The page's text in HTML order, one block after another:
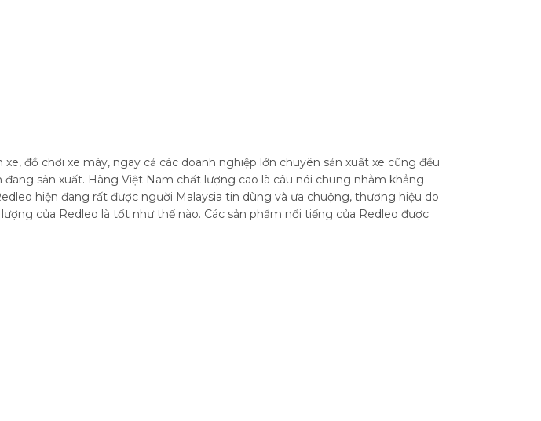
đồ chơi xe máy, ngay cả các doanh nghiệp lớn chuyên sản xuất xe cũng đều
sản xuất. Hàng Việt Nam chất lượng cao là câu nói chung nhằm khẳng
hiện đang rất được người Malaysia tin dùng và ưa chuộng, thương hiệu do
của Redleo là tốt như thế nào. Các sản phẩm nổi tiếng của Redleo được